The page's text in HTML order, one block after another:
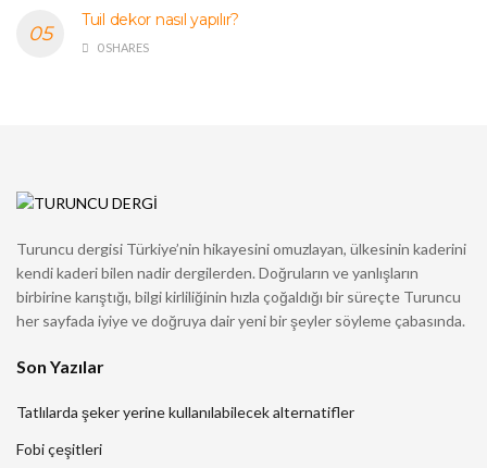
Tuil dekor nasıl yapılır?
0 SHARES
Turuncu dergisi Türkiye’nin hikayesini omuzlayan, ülkesinin kaderini
kendi kaderi bilen nadir dergilerden. Doğruların ve yanlışların
birbirine karıştığı, bilgi kirliliğinin hızla çoğaldığı bir süreçte Turuncu
her sayfada iyiye ve doğruya dair yeni bir şeyler söyleme çabasında.
Son Yazılar
Tatlılarda şeker yerine kullanılabilecek alternatifler
Fobi çeşitleri